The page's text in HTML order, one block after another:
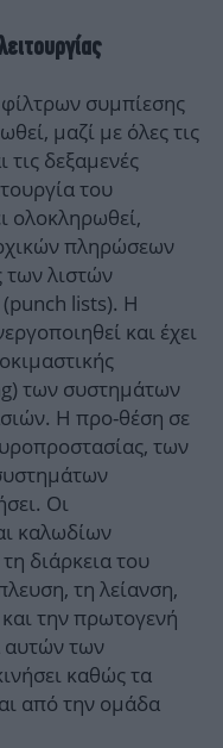
συμπίεσης
μαζί με όλες τις
τις δεξαμενές
του
ολοκληρωθεί,
πληρώσεων
των λιστών
(punch lists). Η
και έχει
των συστημάτων
Η προ-θέση σε
των
Οι
καλωδίων
διάρκεια του
τη λείανση,
την πρωτογενή
αυτών των
καθώς τα
από την ομάδα